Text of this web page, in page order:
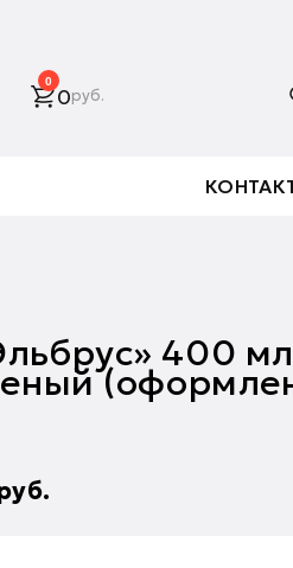
0
0руб.
400